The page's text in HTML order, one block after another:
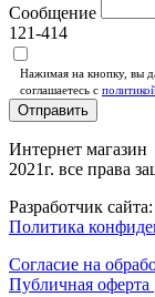
Сообщение
121-414
Нажимая на кнопку, вы
соглашаетесь c
Отправить
Интернет
2021г. все права
Разработчик сайта:
Политика
Согласие на
Публичная оферта